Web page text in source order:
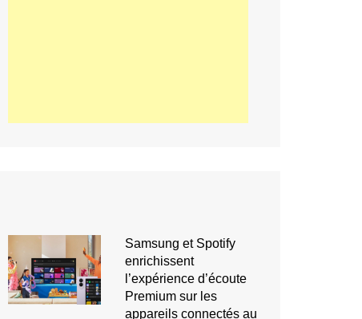
Samsung et Spotify
enrichissent
l’expérience d’écoute
Premium sur les
appareils connectés au